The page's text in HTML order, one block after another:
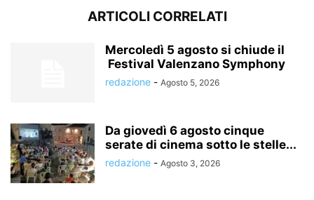
ARTICOLI CORRELATI
Mercoledì 5 agosto si chiude il
Festival Valenzano Symphony
redazione - Agosto 5, 2026
Da giovedì 6 agosto cinque
serate di cinema sotto le stelle...
redazione - Agosto 3, 2026